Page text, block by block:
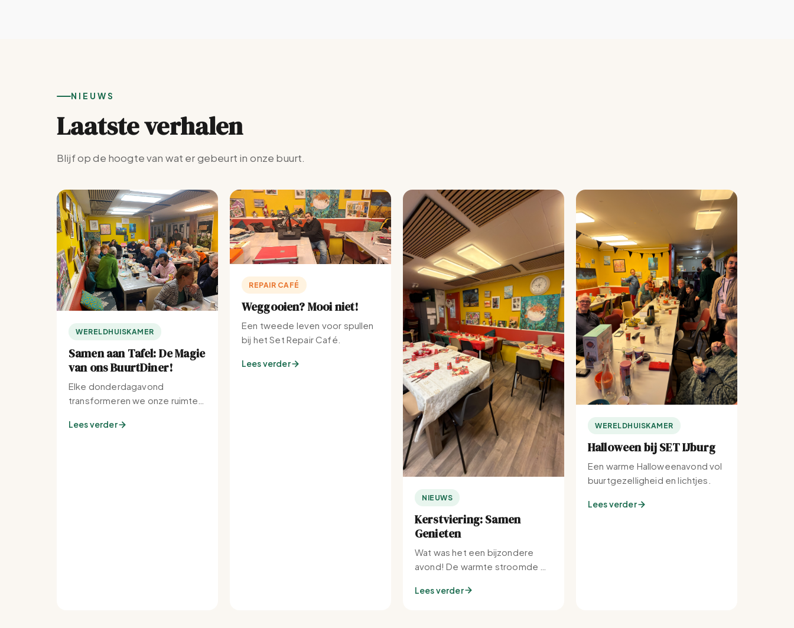
NIEUWS
Laatste verhalen
Blijf op de hoogte van wat er gebeurt in onze buurt.
WERELDHUISKAMER
Samen aan Tafel: De Magie
van ons BuurtDiner!
Elke donderdagavond
transformeren we onze ruimte
buurt.
Lees verder
REPAIR CAFÉ
Weggooien? Mooi niet!
Een tweede leven voor spullen
bij het Set Repair Café.
Lees verder
NIEUWS
Kerstviering: Samen
Genieten
Wat was het een bijzondere
avond! De warmte stroomde bij
Lees verder
WERELDHUISKAMER
Halloween bij SET IJburg
Een warme Halloweenavond vol
buurtgezelligheid en lichtjes.
Lees verder